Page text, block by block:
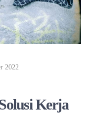
2022
Kerja